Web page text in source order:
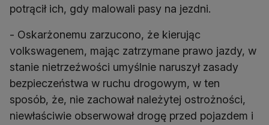
potrącił ich, gdy malowali pasy na jezdni.
- Oskarżonemu zarzucono, że kierując
volkswagenem, mając zatrzymane prawo jazdy, w
stanie nietrzeźwości umyślnie naruszył zasady
bezpieczeństwa w ruchu drogowym, w ten
sposób, że, nie zachował należytej ostrożności,
niewłaściwie obserwował drogę przed pojazdem i